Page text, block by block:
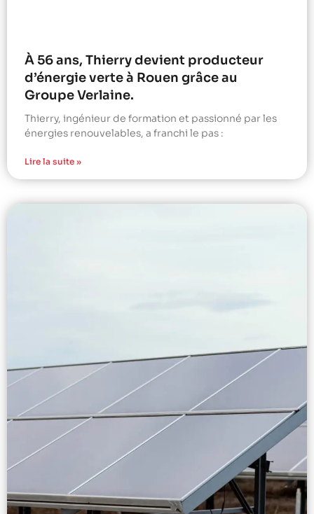
À 56 ans, Thierry devient producteur
d’énergie verte à Rouen grâce au
Groupe Verlaine.
Thierry, ingénieur de formation et passionné par les
énergies renouvelables, a franchi le pas :
Lire la suite »